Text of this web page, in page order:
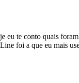
eu te conto quais
foi a que eu mais